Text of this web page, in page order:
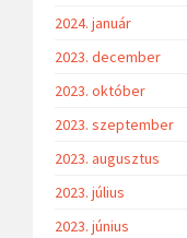
2024. január
2023. december
2023. október
2023. szeptember
2023. augusztus
2023. július
2023. június